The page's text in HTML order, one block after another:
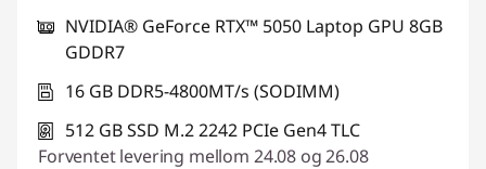
NVIDIA® GeForce RTX™ 5050 Laptop GPU 8GB
GDDR7
16 GB DDR5-4800MT/s (SODIMM)
512 GB SSD M.2 2242 PCIe Gen4 TLC
Forventet levering mellom 24.08 og 26.08